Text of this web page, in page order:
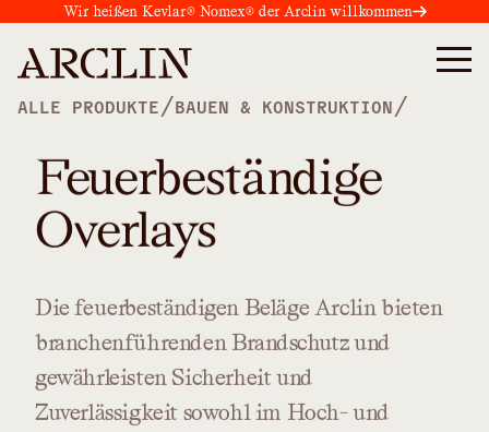
Wir heißen Kevlar® Nomex® der Arclin willkommen
ALLE PRODUKTE /BAUEN & KONSTRUKTION /
Feuerbeständige
Overlays
Die feuerbeständigen Beläge Arclin bieten
branchenführenden Brandschutzund
gewährleisten Sicherheitund
Zuverlässigkeit sowohl im Hoch-und